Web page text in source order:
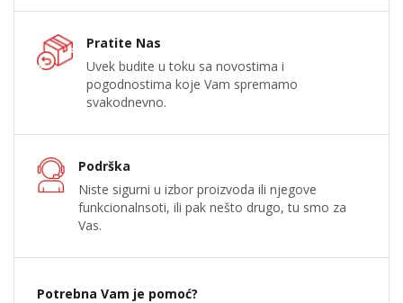
Pratite Nas
Uvek budite u toku sa novostima i
pogodnostima koje Vam spremamo
svakodnevno.
Podrška
Niste sigurni u izbor proizvoda ili njegove
funkcionalnsoti, ili pak nešto drugo, tu smo za
Vas.
Potrebna Vam je pomoć?